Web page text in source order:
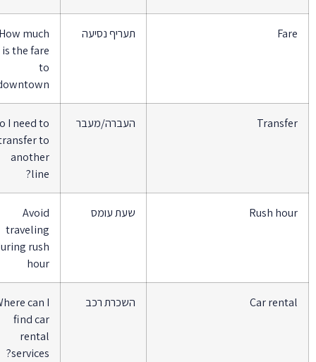
תעריף נסיעה
How much
is the fare
downtown?
העברה/מעבר
Do I need to
transfer to
another
Rush שעת עומס
Avoid
traveling
during rush
hour
Car השכרת רכב
Where can I
find car
rental
services?